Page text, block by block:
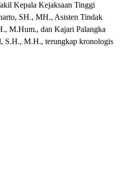
Kepala Kejaksaan Tinggi
SH., MH., Asisten Tindak
M.Hum., dan Kajari Palangka
S.H., M.H., terungkap kronologis